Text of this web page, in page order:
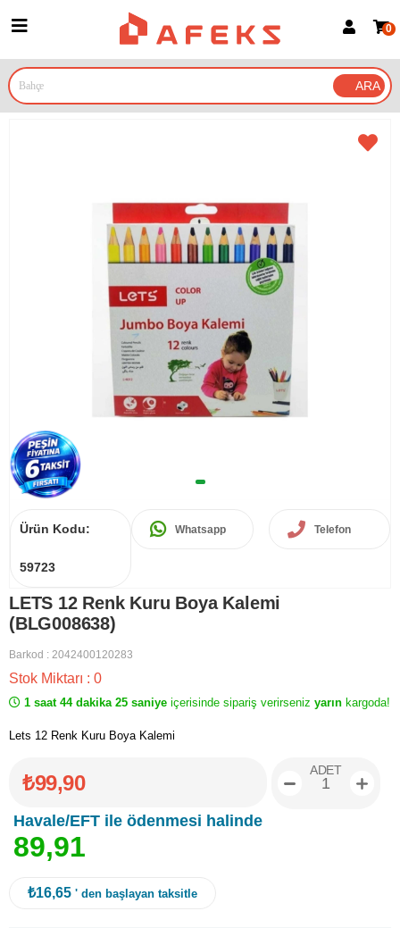
Google İle Bağlan
0
Ürün Kodu:
59723
Whatsapp Telefon
LETS 12 Renk Kuru Boya Kalemi
(BLG008638)
Barkod : 2042400120283
Stok Miktarı : 0
1 saat 44 dakika 25 saniye içerisinde sipariş verirseniz yarın kargoda!
Lets 12 Renk Kuru Boya Kalemi
₺99,90
Havale/EFT ile ödenmesi halinde
89,91
ADET
₺16,65 ' den başlayan taksitle